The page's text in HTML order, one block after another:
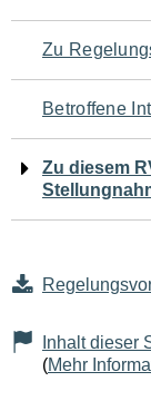
für
den
Zu
Betroffene
Zu diesem
Inhalt dieser
(Mehr